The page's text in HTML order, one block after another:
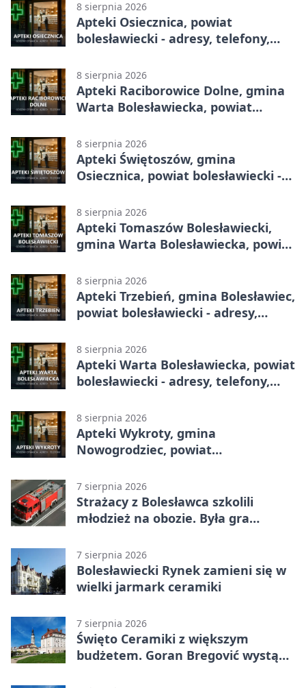
8 sierpnia 2026
Apteki Osiecznica, powiat
bolesławiecki - adresy, telefony,
8 sierpnia 2026
Apteki Raciborowice Dolne, gmina
Warta Bolesławiecka, powiat
godziny otwarcia
8 sierpnia 2026
Apteki Świętoszów, gmina
Osiecznica, powiat bolesławiecki -
8 sierpnia 2026
Apteki Tomaszów Bolesławiecki,
gmina Warta Bolesławiecka, powiat
godziny otwarcia
8 sierpnia 2026
Apteki Trzebień, gmina Bolesławiec,
powiat bolesławiecki - adresy,
8 sierpnia 2026
Apteki Warta Bolesławiecka, powiat
bolesławiecki - adresy, telefony,
8 sierpnia 2026
Apteki Wykroty, gmina
Nowogrodziec, powiat
godziny otwarcia
7 sierpnia 2026
Strażacy z Bolesławca szkolili
młodzież na obozie. Była gra
7 sierpnia 2026
Bolesławiecki Rynek zamieni się w
wielki jarmark ceramiki
7 sierpnia 2026
Święto Ceramiki z większym
budżetem. Goran Bregović wystąpi